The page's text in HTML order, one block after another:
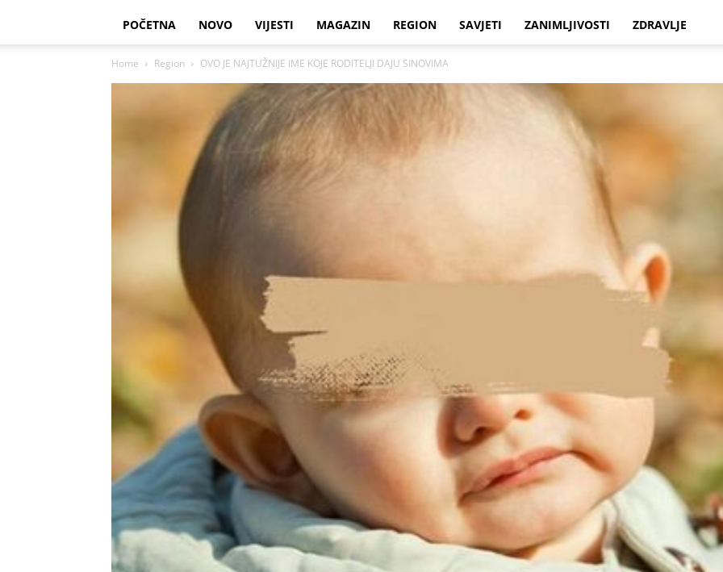
POČETNA NOVO VIJESTI MAGAZIN REGION SAVJETI ZANIMLJIVOSTI ZDRAVLJE
Home Region OVO JE NAJTUŽNIJE IME KOJE RODITELJI DAJU SINOVIMA